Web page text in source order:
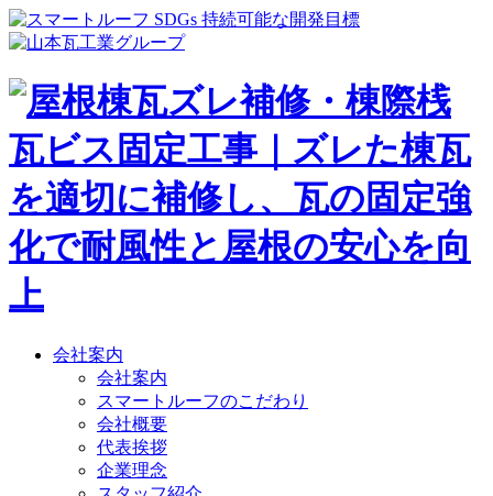
会社案内
会社案内
スマートルーフのこだわり
会社概要
代表挨拶
企業理念